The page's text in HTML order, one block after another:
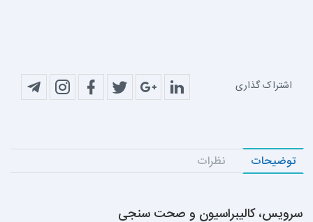
اشتراک گذاری
توضیحات نظرات
سرویس، کالیبراسیون و صحت سنجی